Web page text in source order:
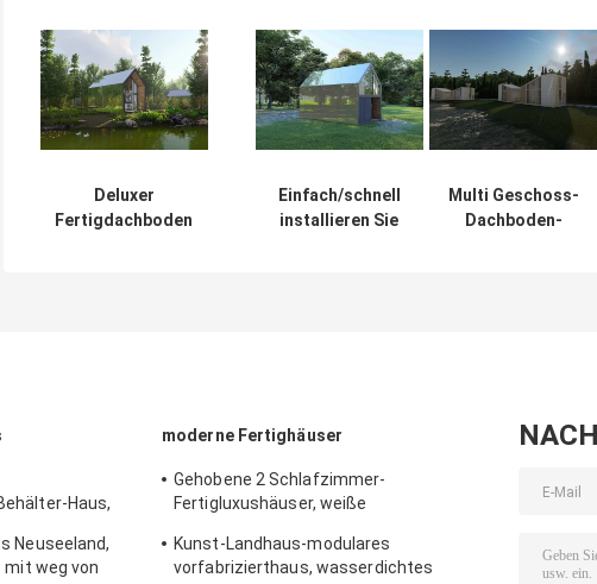
Deluxer
Fertigdachboden
Einfach/schnell
installieren Sie
Multi Geschoss-
Dachboden-
Haus,
Neuseeland,
mit weg von
moderne Fertighäuser
Gehobene 2 Schlafzimmer-
Fertigluxushäuser, weiße
Kunst-Landhaus-modulares
vorfabrizierthaus, wasserdichtes